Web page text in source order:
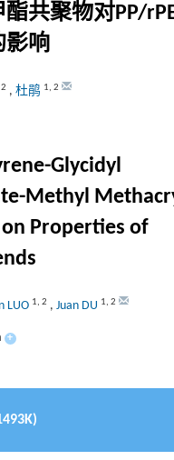
共聚物对PP/
影响
2 , 杜鹃 1, 2
Glycidyl
Methyl
Properties of
LUO 1, 2 , Juan DU 1, 2
+